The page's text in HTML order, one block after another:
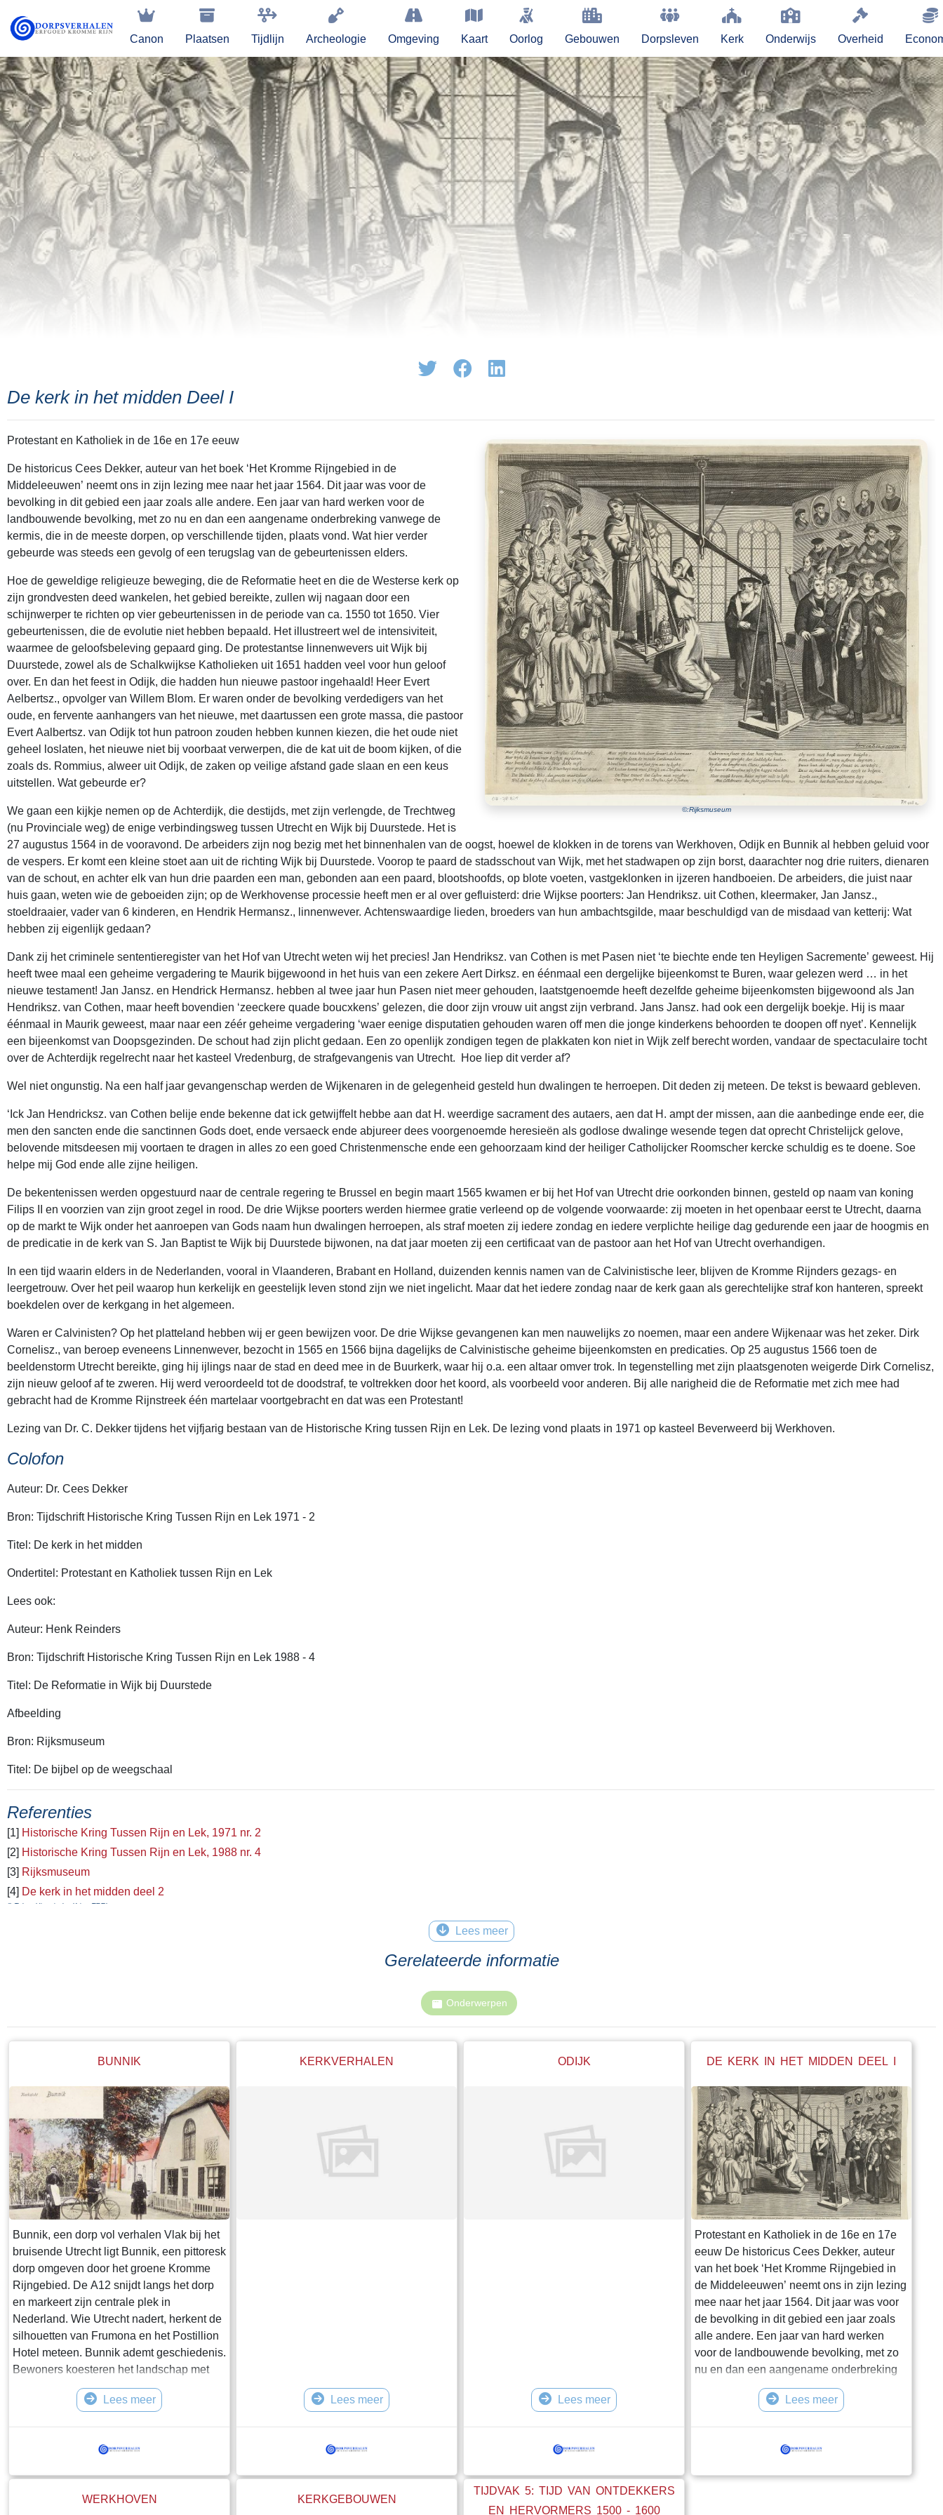
Canon Plaatsen Tijdlijn Archeologie Omgeving Kaart Oorlog Gebouwen Dorpsleven Kerk Onderwijs Overheid
De kerk in het midden Deel I
©:Rijksmuseum
Protestant en Katholiek in de 16e en 17e eeuw
De historicus Cees Dekker, auteur van het boek ‘Het Kromme Rijngebied in de
Middeleeuwen’ neemt ons in zijn lezing mee naar het jaar 1564. Dit jaar was voor de
bevolking in dit gebied een jaar zoals alle andere. Een jaar van hard werken voor de
landbouwende bevolking, met zo nu en dan een aangename onderbreking vanwege de
kermis, die in de meeste dorpen, op verschillende tijden, plaats vond. Wat hier verder
gebeurde was steeds een gevolg of een terugslag van de gebeurtenissen elders.
Hoe de geweldige religieuze beweging, die de Reformatie heet en die de Westerse kerk op
zijn grondvesten deed wankelen, het gebied bereikte, zullen wij nagaan door een
schijnwerper te richten op vier gebeurtenissen in de periode van ca. 1550 tot 1650. Vier
gebeurtenissen, die de evolutie niet hebben bepaald. Het illustreert wel de intensiviteit,
waarmee de geloofsbeleving gepaard ging. De protestantse linnenwevers uit Wijk bij
Duurstede, zowel als de Schalkwijkse Katholieken uit 1651 hadden veel voor hun geloof
over. En dan het feest in Odijk, die hadden hun nieuwe pastoor ingehaald! Heer Evert
Aelbertsz., opvolger van Willem Blom. Er waren onder de bevolking verdedigers van het
oude, en fervente aanhangers van het nieuwe, met daartussen een grote massa, die pastoor
Evert Aalbertsz. van Odijk tot hun patroon zouden hebben kunnen kiezen, die het oude niet
geheel loslaten, het nieuwe niet bij voorbaat verwerpen, die de kat uit de boom kijken, of die
zoals ds. Rommius, alweer uit Odijk, de zaken op veilige afstand gade slaan en een keus
uitstellen. Wat gebeurde er?
We gaan een kijkje nemen op de Achterdijk, die destijds, met zijn verlengde, de Trechtweg
(nu Provinciale weg) de enige verbindingsweg tussen Utrecht en Wijk bij Duurstede. Het is
27 augustus 1564 in de vooravond. De arbeiders zijn nog bezig met het binnenhalen van de oogst, hoewel de klokken in de torens van Werkhoven, Odijk en Bunnik al hebben geluid voor
de vespers. Er komt een kleine stoet aan uit de richting Wijk bij Duurstede. Voorop te paard de stadsschout van Wijk, met het stadwapen op zijn borst, daarachter nog drie ruiters, dienaren
van de schout, en achter elk van hun drie paarden een man, gebonden aan een paard, blootshoofds, op blote voeten, vastgeklonken in ijzeren handboeien. De arbeiders, die juist naar
huis gaan, weten wie de geboeiden zijn; op de Werkhovense processie heeft men er al over gefluisterd: drie Wijkse poorters: Jan Hendriksz. uit Cothen, kleermaker, Jan Jansz.,
stoeldraaier, vader van 6 kinderen, en Hendrik Hermansz., linnenwever. Achtenswaardige lieden, broeders van hun ambachtsgilde, maar beschuldigd van de misdaad van ketterij: Wat
hebben zij eigenlijk gedaan?
Dank zij het criminele sententieregister van het Hof van Utrecht weten wij het precies! Jan Hendriksz. van Cothen is met Pasen niet ‘te biechte ende ten Heyligen Sacremente’ geweest. Hij
heeft twee maal een geheime vergadering te Maurik bijgewoond in het huis van een zekere Aert Dirksz. en éénmaal een dergelijke bijeenkomst te Buren, waar gelezen werd … in het
nieuwe testament! Jan Jansz. en Hendrick Hermansz. hebben al twee jaar hun Pasen niet meer gehouden, laatstgenoemde heeft dezelfde geheime bijeenkomsten bijgewoond als Jan
Hendriksz. van Cothen, maar heeft bovendien ‘zeeckere quade boucxkens’ gelezen, die door zijn vrouw uit angst zijn verbrand. Jans Jansz. had ook een dergelijk boekje. Hij is maar
éénmaal in Maurik geweest, maar naar een zéér geheime vergadering ‘waer eenige disputatien gehouden waren off men die jonge kinderkens behoorden te doopen off nyet’. Kennelijk
een bijeenkomst van Doopsgezinden. De schout had zijn plicht gedaan. Een zo openlijk zondigen tegen de plakkaten kon niet in Wijk zelf berecht worden, vandaar de spectaculaire tocht
over de Achterdijk regelrecht naar het kasteel Vredenburg, de strafgevangenis van Utrecht. Hoe liep dit verder af?
Wel niet ongunstig. Na een half jaar gevangenschap werden de Wijkenaren in de gelegenheid gesteld hun dwalingen te herroepen. Dit deden zij meteen. De tekst is bewaard gebleven.
‘Ick Jan Hendricksz. van Cothen belije ende bekenne dat ick getwijffelt hebbe aan dat H. weerdige sacrament des autaers, aen dat H. ampt der missen, aan die aanbedinge ende eer, die
men den sancten ende die sanctinnen Gods doet, ende versaeck ende abjureer dees voorgenoemde heresieën als godlose dwalinge wesende tegen dat oprecht Christelijck gelove,
belovende mitsdeesen mij voortaen te dragen in alles zo een goed Christenmensche ende een gehoorzaam kind der heiliger Catholijcker Roomscher kercke schuldig es te doene. Soe
helpe mij God ende alle zijne heiligen.
De bekentenissen werden opgestuurd naar de centrale regering te Brussel en begin maart 1565 kwamen er bij het Hof van Utrecht drie oorkonden binnen, gesteld op naam van koning
Filips II en voorzien van zijn groot zegel in rood. De drie Wijkse poorters werden hiermee gratie verleend op de volgende voorwaarde: zij moeten in het openbaar eerst te Utrecht, daarna
op de markt te Wijk onder het aanroepen van Gods naam hun dwalingen herroepen, als straf moeten zij iedere zondag en iedere verplichte heilige dag gedurende een jaar de hoogmis en
de predicatie in de kerk van S. Jan Baptist te Wijk bij Duurstede bijwonen, na dat jaar moeten zij een certificaat van de pastoor aan het Hof van Utrecht overhandigen.
In een tijd waarin elders in de Nederlanden, vooral in Vlaanderen, Brabant en Holland, duizenden kennis namen van de Calvinistische leer, blijven de Kromme Rijnders gezags- en
leergetrouw. Over het peil waarop hun kerkelijk en geestelijk leven stond zijn we niet ingelicht. Maar dat het iedere zondag naar de kerk gaan als gerechtelijke straf kon hanteren, spreekt
boekdelen over de kerkgang in het algemeen.
Waren er Calvinisten? Op het platteland hebben wij er geen bewijzen voor. De drie Wijkse gevangenen kan men nauwelijks zo noemen, maar een andere Wijkenaar was het zeker. Dirk
Cornelisz., van beroep eveneens Linnenwever, bezocht in 1565 en 1566 bijna dagelijks de Calvinistische geheime bijeenkomsten en predicaties. Op 25 augustus 1566 toen de
beeldenstorm Utrecht bereikte, ging hij ijlings naar de stad en deed mee in de Buurkerk, waar hij o.a. een altaar omver trok. In tegenstelling met zijn plaatsgenoten weigerde Dirk Cornelisz,
zijn nieuw geloof af te zweren. Hij werd veroordeeld tot de doodstraf, te voltrekken door het koord, als voorbeeld voor anderen. Bij alle narigheid die de Reformatie met zich mee had
gebracht had de Kromme Rijnstreek één martelaar voortgebracht en dat was een Protestant!
Lezing van Dr. C. Dekker tijdens het vijfjarig bestaan van de Historische Kring tussen Rijn en Lek. De lezing vond plaats in 1971 op kasteel Beverweerd bij Werkhoven.
Colofon
Auteur: Dr. Cees Dekker
Bron: Tijdschrift Historische Kring Tussen Rijn en Lek 1971 - 2
Titel: De kerk in het midden
Ondertitel: Protestant en Katholiek tussen Rijn en Lek
Lees ook:
Auteur: Henk Reinders
Bron: Tijdschrift Historische Kring Tussen Rijn en Lek 1988 - 4
Titel: De Reformatie in Wijk bij Duurstede
Afbeelding
Bron: Rijksmuseum
Titel: De bijbel op de weegschaal
Referenties
[1] Historische Kring Tussen Rijn en Lek, 1971 nr. 2
[2] Historische Kring Tussen Rijn en Lek, 1988 nr. 4
[3] Rijksmuseum
[4] De kerk in het midden deel 2
© Tekst: Historische Kring TREL
Lees meer
Gerelateerde informatie
Onderwerpen
BUNNIK
Bunnik, een dorp vol verhalen Vlak bij het
bruisende Utrecht ligt Bunnik, een pittoresk
dorp omgeven door het groene Kromme
Rijngebied. De A12 snijdt langs het dorp
en markeert zijn centrale plek in
Nederland. Wie Utrecht nadert, herkent de
silhouetten van Frumona en het Postillion
Hotel meteen. Bunnik ademt geschiedenis.
Bewoners koesteren het landschap met
zijn lage boerderijen, klompenpaden en
landgoederen zoals Amelisweerd en
Romeinse Limes en de Hollandse
Lees meer
KERKVERHALEN
Lees meer
ODIJK
Lees meer
DE KERK IN HET MIDDEN DEEL I
Protestant en Katholiek in de 16e en 17e
eeuw De historicus Cees Dekker, auteur
van het boek ‘Het Kromme Rijngebied in
de Middeleeuwen’ neemt ons in zijn lezing
mee naar het jaar 1564. Dit jaar was voor
de bevolking in dit gebied een jaar zoals
alle andere. Een jaar van hard werken
voor de landbouwende bevolking, met zo
nu en dan een aangename onderbreking
vanwege de kermis, die in de meeste
dorpen, op verschillende tijden, plaats
gebeurtenissen elders. Hoe de geweldige
Lees meer
WERKHOVEN KERKGEBOUWEN
TIJDVAK 5: TIJD VAN ONTDEKKERS
EN HERVORMERS 1500 - 1600